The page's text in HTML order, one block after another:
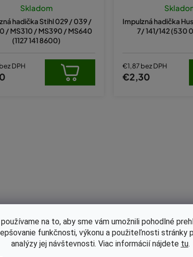
na to, aby sme vám umožnili pohodlné
funkčnosti, výkonu a použiteľnosti stránky
analýzy jej návštevnosti. Viac informácií nájdete tu.
hadička Stihl 029 / 039 /
/ MS310 / MS390 / MS640
(1127 141 8600)
Skladom
DPH
Impulzná hadička
7/ 141/142 (530
€1,87 bez DPH
€2,30
e
p
r
v